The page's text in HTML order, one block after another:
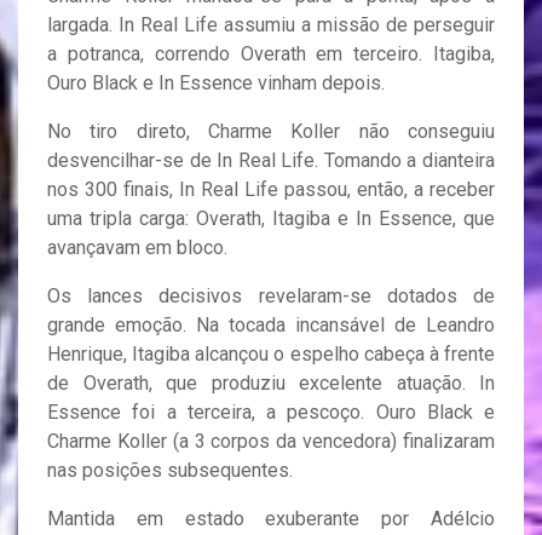
largada. In Real Life assumiu a missão de perseguir
a potranca, correndo Overath em terceiro. Itagiba,
Ouro Black e In Essence vinham depois.
No tiro direto, Charme Koller não conseguiu
desvencilhar-se de In Real Life. Tomando a dianteira
nos 300 finais, In Real Life passou, então, a receber
uma tripla carga: Overath, Itagiba e In Essence, que
avançavam em bloco.
Os lances decisivos revelaram-se dotados de
grande emoção. Na tocada incansável de Leandro
Henrique, Itagiba alcançou o espelho cabeça à frente
de Overath, que produziu excelente atuação. In
Essence foi a terceira, a pescoço. Ouro Black e
Charme Koller (a 3 corpos da vencedora) finalizaram
nas posições subsequentes.
Mantida em estado exuberante por Adélcio